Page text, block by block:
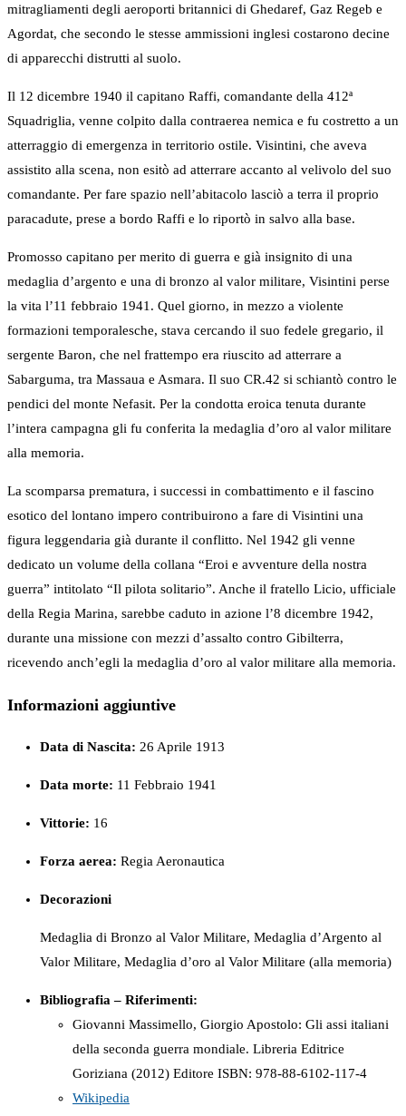
mitragliamenti degli aeroporti britannici di Ghedaref, Gaz Regeb e
Agordat, che secondo le stesse ammissioni inglesi costarono decine
di apparecchi distrutti al suolo.
Il 12 dicembre 1940 il capitano Raffi, comandante della 412ª
Squadriglia, venne colpito dalla contraerea nemica e fu costretto a un
atterraggio di emergenza in territorio ostile. Visintini, che aveva
assistito alla scena, non esitò ad atterrare accanto al velivolo del suo
comandante. Per fare spazio nell’abitacolo lasciò a terra il proprio
paracadute, prese a bordo Raffi e lo riportò in salvo alla base.
Promosso capitano per merito di guerra e già insignito di una
medaglia d’argento e una di bronzo al valor militare, Visintini perse
la vita l’11 febbraio 1941. Quel giorno, in mezzo a violente
formazioni temporalesche, stava cercando il suo fedele gregario, il
sergente Baron, che nel frattempo era riuscito ad atterrare a
Sabarguma, tra Massaua e Asmara. Il suo CR.42 si schiantò contro le
pendici del monte Nefasit. Per la condotta eroica tenuta durante
l’intera campagna gli fu conferita la medaglia d’oro al valor militare
alla memoria.
La scomparsa prematura, i successi in combattimento e il fascino
esotico del lontano impero contribuirono a fare di Visintini una
figura leggendaria già durante il conflitto. Nel 1942 gli venne
dedicato un volume della collana “Eroi e avventure della nostra
guerra” intitolato “Il pilota solitario”. Anche il fratello Licio, ufficiale
della Regia Marina, sarebbe caduto in azione l’8 dicembre 1942,
durante una missione con mezzi d’assalto contro Gibilterra,
ricevendo anch’egli la medaglia d’oro al valor militare alla memoria.
Informazioni aggiuntive
Data di Nascita: 26 Aprile 1913
Data morte: 11 Febbraio 1941
Vittorie: 16
Forza aerea: Regia Aeronautica
Decorazioni
Medaglia di Bronzo al Valor Militare, Medaglia d’Argento al
Valor Militare, Medaglia d’oro al Valor Militare (alla memoria)
Bibliografia – Riferimenti:
Giovanni Massimello, Giorgio Apostolo: Gli assi italiani
della seconda guerra mondiale. Libreria Editrice
Goriziana (2012) Editore ISBN: 978-88-6102-117-4
Wikipedia